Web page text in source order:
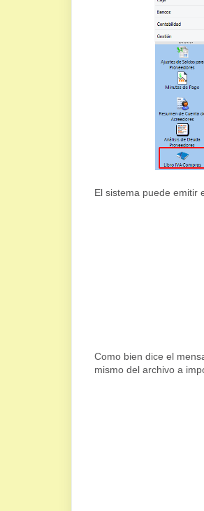
El sistema puede emitir
Como bien dice el
mismo del archivo a